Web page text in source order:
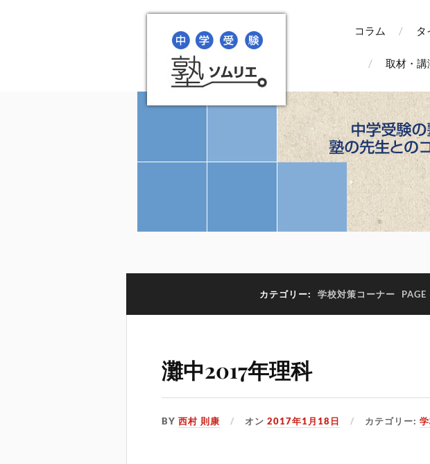
コラム
取材・
カテゴリー: 学校対策コーナー
灘中2017年理科
BY西村 則康 オン2017年1月18日 カテゴリー: